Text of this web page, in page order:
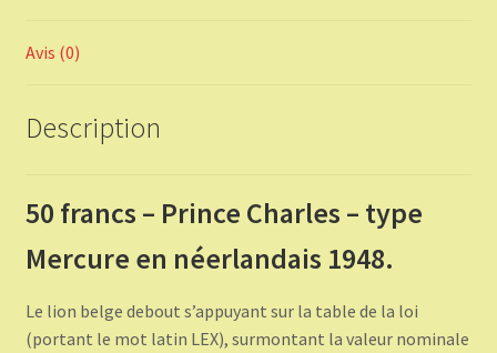
Avis (0)
Description
50 francs – Prince Charles – type
Mercure en néerlandais 1948.
Le lion belge debout s’appuyant sur la table de la loi
(portant le mot latin LEX), surmontant la valeur nominale